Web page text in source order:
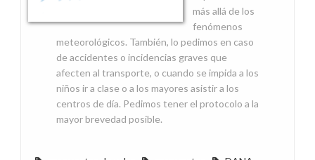
más allá de los
fenómenos
meteorológicos. También, lo pedimos en caso
de accidentes o incidencias graves que
afecten al transporte, o cuando se impida a los
niños ir a clase o a los mayores asistir a los
centros de día. Pedimos tener el protocolo a la
mayor brevedad posible.